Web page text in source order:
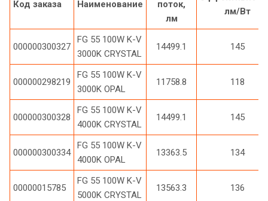
Код заказа Наименование
поток,
лм
лм/Вт
000000300327
FG 55 100W K-V
3000K CRYSTAL
14499.1 145
000000298219
FG 55 100W K-V
3000K OPAL
11758.8 118
000000300328
FG 55 100W K-V
4000K CRYSTAL
14499.1 145
000000300334
FG 55 100W K-V
4000K OPAL
13363.5 134
00000015785
FG 55 100W K-V
5000K CRYSTAL
13563.3 136